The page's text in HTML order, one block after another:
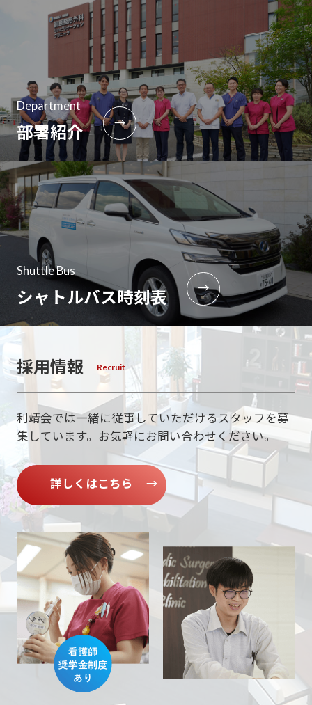
Department
部署紹介 →
Shuttle Bus
シャトルバス時刻表 →
採用情報
利靖会では一緒に従事していただけるスタッフを募
集しています。
お気軽にお問い合わせください。
詳しくはこちら →